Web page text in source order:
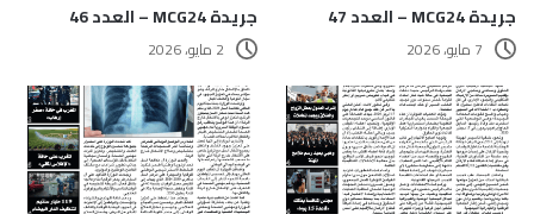
جريدة MCG24 – العدد 47
7 مايو، 2026
جريدة MCG24 – العدد 46
2 مايو، 2026